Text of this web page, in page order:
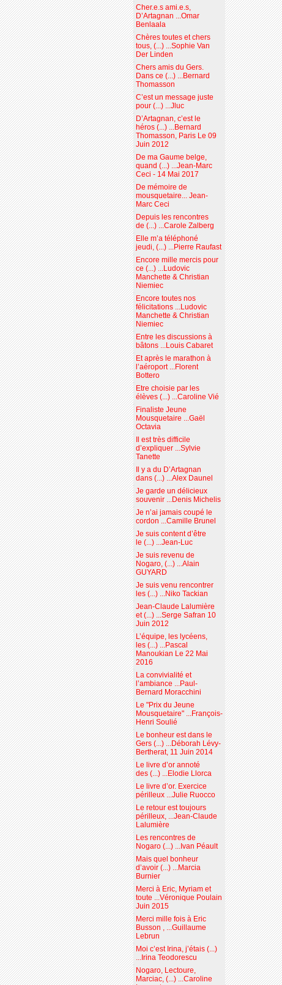
Cher.e.s ami.e.s,
D’Artagnan ...Omar
Benlaala
Chères toutes et chers
tous, (...) ...Sophie Van
Der Linden
Chers amis du Gers.
Dans ce (...) ...Bernard
Thomasson
C’est un message juste
pour (...) ...Jluc
D’Artagnan, c’est le
héros (...) ...Bernard
Thomasson, Paris Le 09
Juin 2012
De ma Gaume belge,
quand (...) ...Jean-Marc
Ceci - 14 Mai 2017
De mémoire de
mousquetaire... Jean-
Marc Ceci
Depuis les rencontres
de (...) ...Carole Zalberg
Elle m’a téléphoné
jeudi, (...) ...Pierre Raufast
Encore mille mercis pour
ce (...) ...Ludovic
Manchette & Christian
Niemiec
Encore toutes nos
félicitations ...Ludovic
Manchette & Christian
Niemiec
Entre les discussions à
bâtons ...Louis Cabaret
Et après le marathon à
l’aéroport ...Florent
Bottero
Etre choisie par les
élèves (...) ...Caroline Vié
Finaliste Jeune
Mousquetaire ...Gaël
Octavia
Il est très difficile
d’expliquer ...Sylvie
Tanette
Il y a du D’Artagnan
dans (...) ...Alex Daunel
Je garde un délicieux
souvenir ...Denis Michelis
Je n’ai jamais coupé le
cordon ...Camille Brunel
Je suis content d’être
le (...) ...Jean-Luc
Je suis revenu de
Nogaro, (...) ...Alain
GUYARD
Je suis venu rencontrer
les (...) ...Niko Tackian
Jean-Claude Lalumière
et (...) ...Serge Safran 10
Juin 2012
L’équipe, les lycéens,
les (...) ...Pascal
Manoukian Le 22 Mai
2016
La convivialité et
l’ambiance ...Paul-
Bernard Moracchini
Le "Prix du Jeune
Mousquetaire" ...François-
Henri Soulié
Le bonheur est dans le
Gers (...) ...Déborah Lévy-
Bertherat, 11 Juin 2014
Le livre d’or annoté
des (...) ...Elodie Llorca
Le livre d’or. Exercice
périlleux ...Julie Ruocco
Le retour est toujours
périlleux, ...Jean-Claude
Lalumière
Les rencontres de
Nogaro (...) ...Ivan Péault
Mais quel bonheur
d’avoir (...) ...Marcia
Burnier
Merci à Eric, Myriam et
toute ...Véronique Poulain
Juin 2015
Merci mille fois à Eric
Busson , ...Guillaume
Lebrun
Moi c’est Irina, j’étais (...)
...Irina Teodorescu
Nogaro, Lectoure,
Marciac, (...) ...Caroline